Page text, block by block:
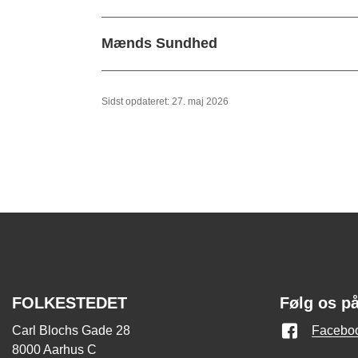
Mænds Sundhed
Sidst opdateret: 27. maj 2026
FOLKESTEDET
Carl Blochs Gade 28
8000 Aarhus C
Følg os